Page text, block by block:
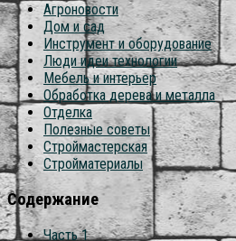
Агроновости
Дом и сад
Инструмент и оборудование
Люди идеи технологии
Мебель и интерьер
Обработка дерева и металла
Отделка
Полезные советы
Строймастерская
Стройматериалы
Содержание
Часть 1